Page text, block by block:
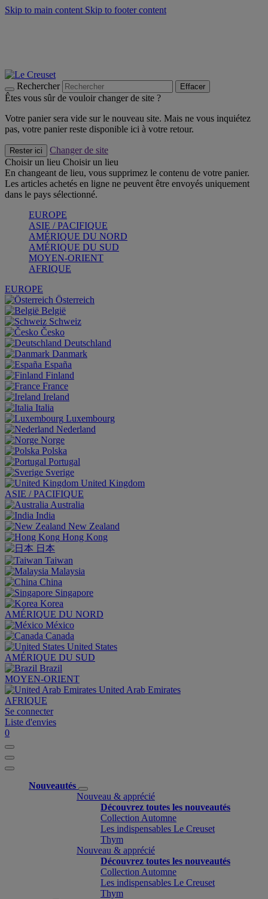
Skip to main content Skip to footer content
Rechercher Effacer
Êtes vous sûr de vouloir changer de site ?
Votre panier sera vide sur le nouveau site. Mais ne vous inquiétez
pas, votre panier reste disponible ici à votre retour.
Rester ici
Changer de site
Choisir un lieu Choisir un lieu
En changeant de lieu, vous supprimez le contenu de votre panier.
Les articles achetés en ligne ne peuvent être envoyés uniquement
dans le pays sélectionné.
EUROPE
ASIE / PACIFIQUE
AMÉRIQUE DU NORD
AMÉRIQUE DU SUD
MOYEN-ORIENT
AFRIQUE
EUROPE
Österreich
België
Schweiz
Česko
Deutschland
Danmark
España
Finland
France
Ireland
Italia
Luxembourg
Nederland
Norge
Polska
Portugal
Sverige
United Kingdom
ASIE / PACIFIQUE
Australia
India
New Zealand
Hong Kong
日本
Taiwan
Malaysia
China
Singapore
Korea
AMÉRIQUE DU NORD
México
Canada
United States
AMÉRIQUE DU SUD
Brazil
MOYEN-ORIENT
United Arab Emirates
AFRIQUE
Se connecter
Liste d'envies
0
Nouveautés
Nouveau & apprécié
Découvrez toutes les nouveautés
Collection Automne
Les indispensables Le Creuset
Thym
Nouveau & apprécié
Découvrez toutes les nouveautés
Collection Automne
Les indispensables Le Creuset
Thym